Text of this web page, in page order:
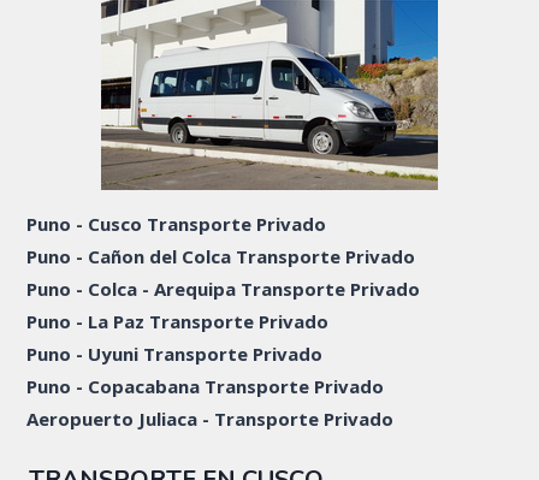
Puno - Cusco Transporte Privado
Puno - Cañon del Colca Transporte Privado
Puno - Colca - Arequipa Transporte Privado
Puno - La Paz Transporte Privado
Puno - Uyuni Transporte Privado
Puno - Copacabana Transporte Privado
Aeropuerto Juliaca - Transporte Privado